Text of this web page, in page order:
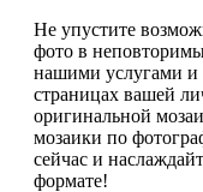
Не упустите
фото в
нашими услугами и
страницах вашей
оригинальной
мозаики по
сейчас и
формате!